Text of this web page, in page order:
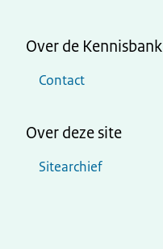
Over de Kennisbank
Contact
Over deze site
Sitearchief